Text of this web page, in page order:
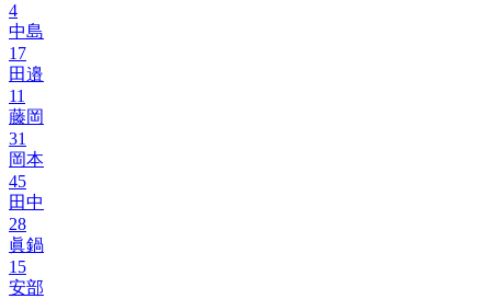
4
中島
17
田邉
11
藤岡
31
岡本
45
田中
28
眞鍋
15
安部